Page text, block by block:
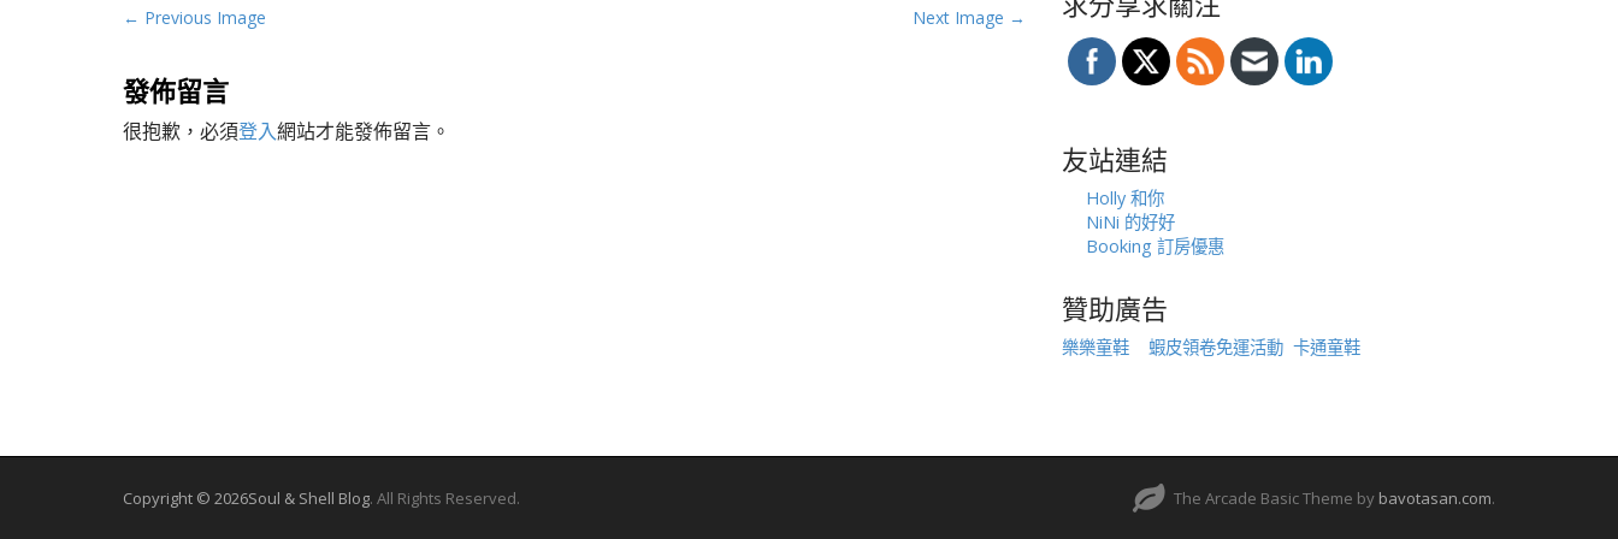
P
s
t
n
← Previous Image Next Image →
發佈留言
很抱歉，必須登入網站才能發佈留言。
友站連結
Holly 和你
NiNi 的好好
Booking 訂房優惠
贊助廣告
樂樂童鞋 蝦皮領卷免運活動 卡通童鞋
Copyright © 2026Soul & Shell Blog. All Rights Reserved. The Arcade Basic Theme by bavotasan.com.